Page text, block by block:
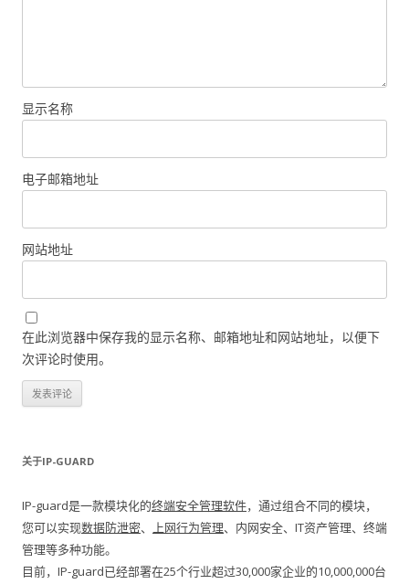
显示名称
电子邮箱地址
网站地址
在此浏览器中保存我的显示名称、邮箱地址和网站地址，以便下
次评论时使用。
关于IP-GUARD
IP-guard是一款模块化的终端安全管理软件，通过组合不同的模块，
您可以实现数据防泄密、 上网行为管理、内网安全、IT资产管理、终端
管理等多种功能。
目前，IP-guard已经部署在25个行业超过30,000家企业的10,000,000台